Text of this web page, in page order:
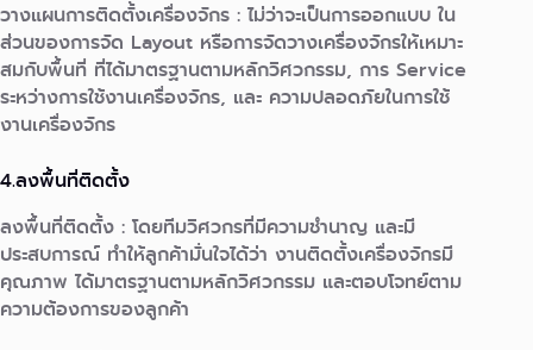
วางแผนการติดตั้งเครื่องจักร : ไม่ว่าจะเป็นการออกแบบ ใน
ส่วนของการจัด Layout หรือการจัดวางเครื่องจักรให้เหมาะ
สมกับพื้นที่ ที่ได้มาตรฐานตามหลักวิศวกรรม, การ Service
ระหว่างการใช้งานเครื่องจักร, และ ความปลอดภัยในการใช้
งานเครื่องจักร
4.ลงพื้นที่ติดตั้ง
ลงพื้นที่ติดตั้ง : โดยทีมวิศวกรที่มีความชำนาญ และมี
ประสบการณ์ ทำให้ลูกค้ามั่นใจได้ว่า งานติดตั้งเครื่องจักรมี
คุณภาพ ได้มาตรฐานตามหลักวิศวกรรม และตอบโจทย์ตาม
ความต้องการของลูกค้า